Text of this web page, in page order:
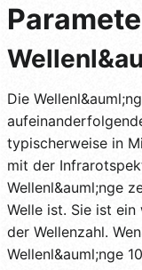
Die
typischerweise in
mit der
Wellenl&auml;nge
Welle ist. Sie ist
der Wellenzahl.
Wellenl&auml;nge